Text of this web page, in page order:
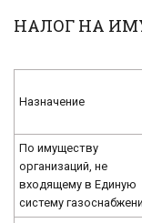
НАЛОГ НА
Назначение
По имуществу
организаций, не
входящему в Единую
систему